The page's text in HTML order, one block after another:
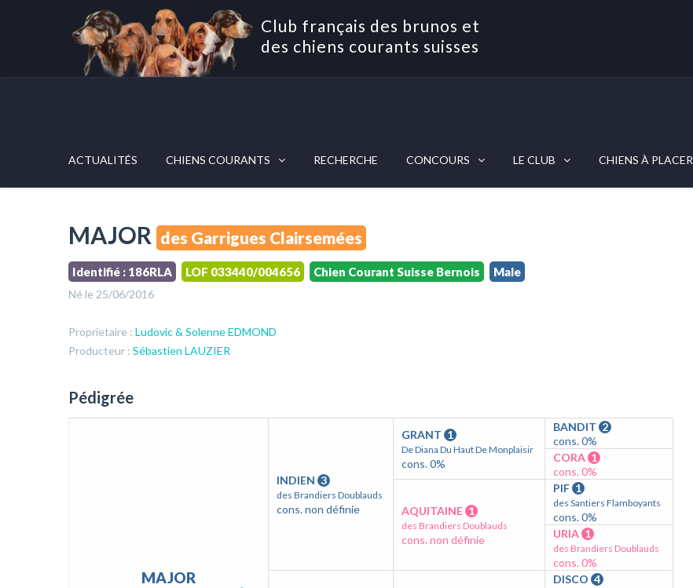
Club français des brunos et
des chiens courants suisses
ACTUALITÉS CHIENS COURANTS RECHERCHE CONCOURS LE CLUB CHIENS À PLACER
MAJOR des Garrigues Clairsemées
Identifié : 186RLA LOF 033440/004656 Chien Courant Suisse Bernois Male
Né le 25/06/2016
Proprietaire : Ludovic & Solenne EDMOND
Producteur : Sébastien LAUZIER
Pédigrée
MAJOR
INDIEN 3
des Brandiers Doublauds
cons. non définie
GRANT 1
De Diana Du Haut De Monplaisir
cons. 0%
BANDIT 2
cons. 0%
CORA 1
cons. 0%
AQUITAINE 1
des Brandiers Doublauds
cons. non définie
PIF 1
des Santiers Flamboyants
cons. 0%
URIA 1
des Brandiers Doublauds
cons. 0%
DISCO 4